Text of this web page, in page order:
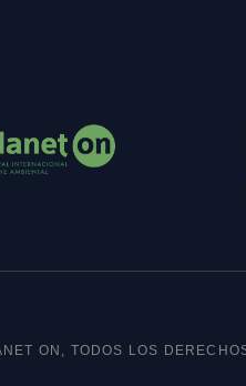
ON, TODOS LOS